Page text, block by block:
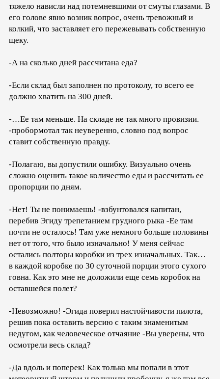
тяжело нависли над потемневшими от смуты глазами. В
его голове явно возник вопрос, очень тревожный и
колкий, что заставляет его пережевывать собственную
щеку.
-А на сколько дней рассчитана еда?
-Если склад был заполнен по протоколу, то всего ее
должно хватить на 300 дней.
-…Ее там меньше. На складе не так много провизии.
-пробормотал так неуверенно, словно под вопрос
ставит собственную правду.
-Полагаю, вы допустили ошибку. Визуально очень
сложно оценить такое количество еды и рассчитать ее
пропорции по дням.
-Нет! Ты не понимаешь! -взбунтовался капитан,
перебив Эгиду трепетанием грудного рыка -Ее там
почти не осталось! Там уже немного больше половины
нет от того, что было изначально! У меня сейчас
остались полторы коробки из трех изначальных. Так…
в каждой коробке по 30 суточной порции этого сухого
говна. Как это мне не доложили еще семь коробок на
оставшейся полет?
-Невозможно! -Эгида поверил настойчивости пилота,
решив пока оставить версию с таким знаменитым
недугом, как человеческое отчаяние -Вы уверены, что
осмотрели весь склад?
-Да вдоль и поперек! Как только мы попали в этот